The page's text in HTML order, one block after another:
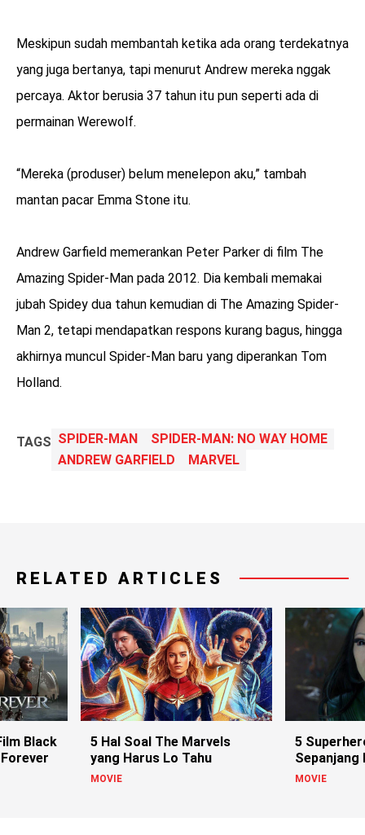
Meskipun sudah membantah ketika ada orang terdekatnya
yang juga bertanya, tapi menurut Andrew mereka nggak
percaya. Aktor berusia 37 tahun itu pun seperti ada di
permainan Werewolf.
“Mereka (produser) belum menelepon aku,” tambah
mantan pacar Emma Stone itu.
Andrew Garfield memerankan Peter Parker di film The
Amazing Spider-Man pada 2012. Dia kembali memakai
jubah Spidey dua tahun kemudian di The Amazing Spider-
Man 2, tetapi mendapatkan respons kurang bagus, hingga
akhirnya muncul Spider-Man baru yang diperankan Tom
Holland.
TAGS SPIDER-MAN
SPIDER-MAN: NO WAY HOME
ANDREW GARFIELD
MARVEL
RELATED ARTICLES
Black
5 Hal Soal The Marvels
yang Harus Lo Tahu
MOVIE
5
Sepanjang
MOVIE